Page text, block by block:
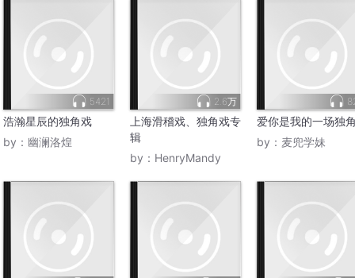
5421
浩瀚星辰的独角戏
by： 幽澜洛煌
2.6万
上海滑稽戏、独角戏专
辑
by： HenryMandy
爱你是我的一场独
by： 麦兜学妹